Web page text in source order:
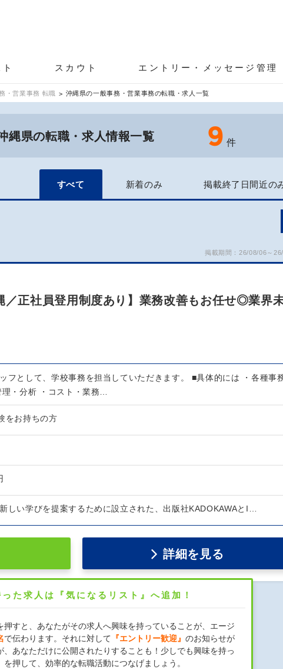
スカウト エントリー・メッセージ管理
・営業事務 転職 沖縄県の一般事務・営業事務の転職・求人一覧
縄県の転職・求人情報一覧 9 件
すべて 新着のみ 掲載終了日間近の
掲載期間：26/08/06～
／正社員登用制度あり】業務改善もお任せ◎業界
フとして、学校事務を担当していただきます。 ■具体的には ・各種事
・分析 ・コスト・業務…
をお持ちの方
しい学びを提案するために設立された、出版社KADOKAWAとI…
詳細を見る
た求人は『気になるリスト』へ追加！
押すと、あなたがその求人へ興味を持っていることが、エージ
で伝わります。それに対して 『エントリー歓迎』 のお知らせが
、あなただけに公開されたりすることも！少しでも興味を持っ
押して、効率的な転職活動につなげましょう。